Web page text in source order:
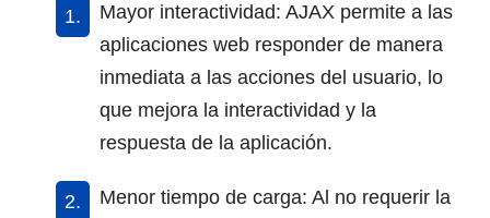
Mayor interactividad: AJAX permite a las
aplicaciones web responder de manera
inmediata a las acciones del usuario, lo
que mejora la interactividad y la
respuesta de la aplicación.
Menor tiempo de carga: Al no requerir la